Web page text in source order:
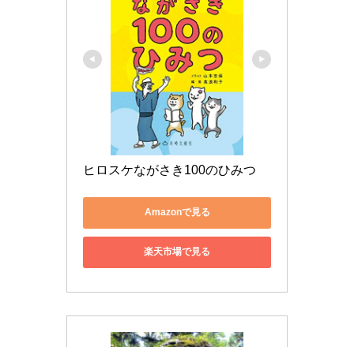
ヒロスケながさき100のひみつ
Amazonで見る
楽天市場で見る